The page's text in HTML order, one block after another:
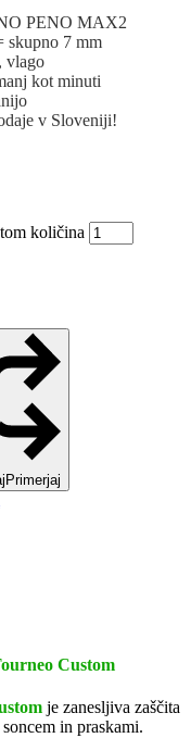
PENO MAX2
skupno 7 mm
vlago
kot minuti
v Sloveniji!
količina
Primerjaj
Custom
je zanesljiva zaščita
in praskami.